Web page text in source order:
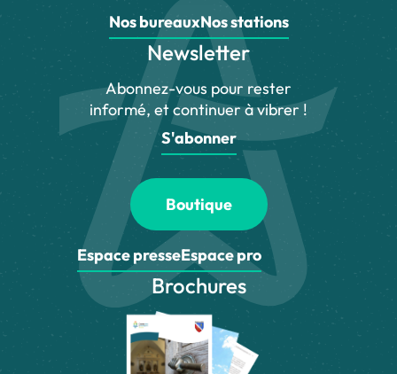
Nos bureauxNos stations
Newsletter
Abonnez-vous pour rester
informé, et continuer à vibrer !
S'abonner
Boutique
Espace presseEspace pro
Brochures